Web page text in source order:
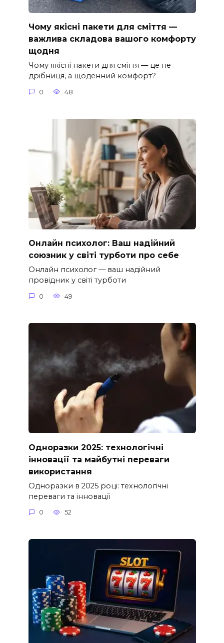
Чому якісні пакети для сміття —
важлива складова вашого комфорту
щодня
Чому якісні пакети для сміття — це не
дрібниця, а щоденний комфорт?
0 48
Онлайн психолог: Ваш надійний
союзник у світі турботи про себе
Онлайн психолог — ваш надійний
провідник у світі турботи
0 49
Одноразки 2025: технологічні
інновації та майбутні переваги
використання
Одноразки в 2025 році: технологічні
переваги та інновації
0 52